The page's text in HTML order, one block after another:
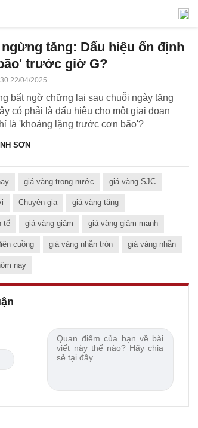
tăng: Dấu hiệu ổn định
trước giờ G?
22/04/2025
bất ngờ chững lại sau chuỗi ngày tăng
có phải là dấu hiệu cho một giai đoạn
là 'khoảng lặng trước cơn bão'?
SƠN
giá vàng trong nước giá vàng SJC
Chuyên gia giá vàng tăng
tế giá vàng giảm giá vàng giảm mạnh
cuồng giá vàng nhẫn tròn giá vàng nhẫn
nay